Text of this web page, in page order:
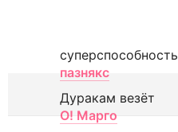
суперспособность
пазнякс
Дуракам везёт
О! Марго